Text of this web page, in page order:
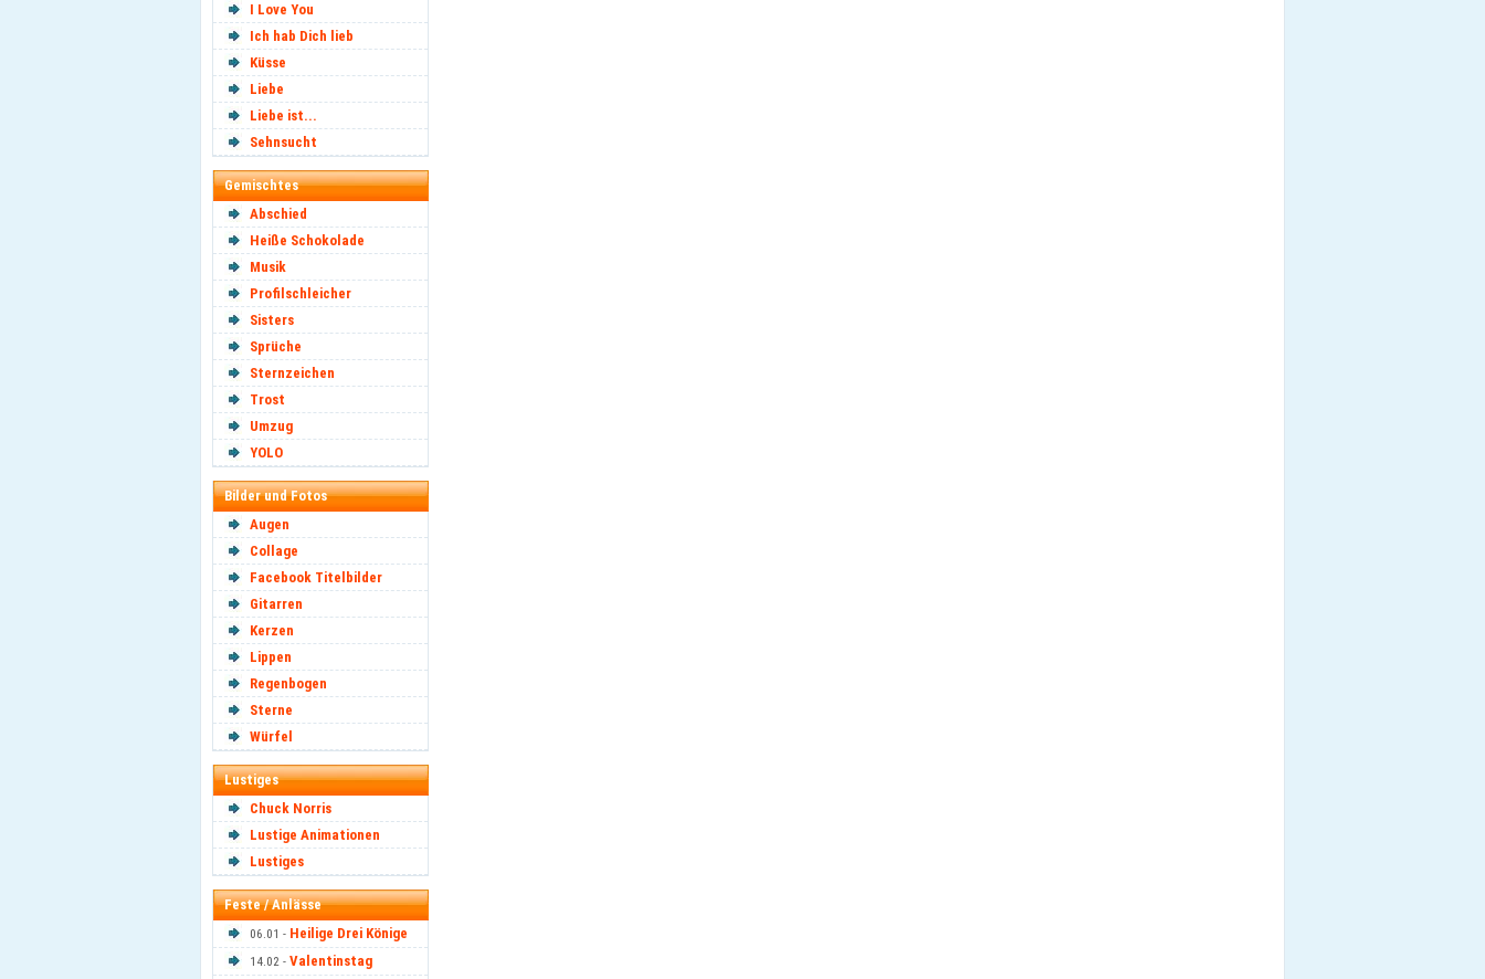
I Love You
Ich hab Dich lieb
Küsse
Liebe
Liebe ist...
Sehnsucht
Gemischtes
Abschied
Heiße Schokolade
Musik
Profilschleicher
Sisters
Sprüche
Sternzeichen
Trost
Umzug
YOLO
Bilder und Fotos
Augen
Collage
Facebook Titelbilder
Gitarren
Kerzen
Lippen
Regenbogen
Sterne
Würfel
Lustiges
Chuck Norris
Lustige Animationen
Lustiges
Feste / Anlässe
06.01 - Heilige Drei Könige
14.02 - Valentinstag